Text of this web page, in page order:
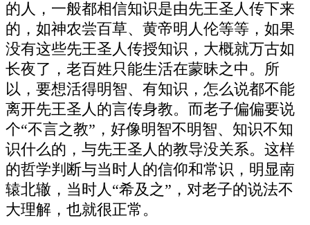
的人，一般都相信知识是由先王圣人传下来
的，如神农尝百草、黄帝明人伦等等，如果
没有这些先王圣人传授知识，大概就万古如
长夜了，老百姓只能生活在蒙昧之中。所
以，要想活得明智、有知识，怎么说都不能
离开先王圣人的言传身教。而老子偏偏要说
个“不言之教”，好像明智不明智、知识不知
识什么的，与先王圣人的教导没关系。这样
的哲学判断与当时人的信仰和常识，明显南
辕北辙，当时人“希及之”，对老子的说法不
大理解，也就很正常。